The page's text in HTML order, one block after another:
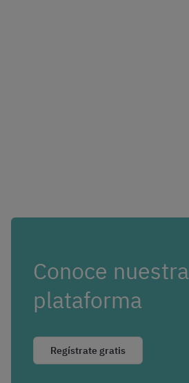
Conoce nuestra
plataforma
Regístrate gratis